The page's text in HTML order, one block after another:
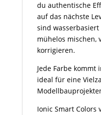
du authentische
auf das nächste
sind
mühelos mischen,
korrigieren.
Jede Farbe kommt
ideal für eine
Ionic Smart Colors